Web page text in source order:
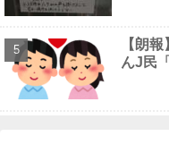
【朗
んJ民